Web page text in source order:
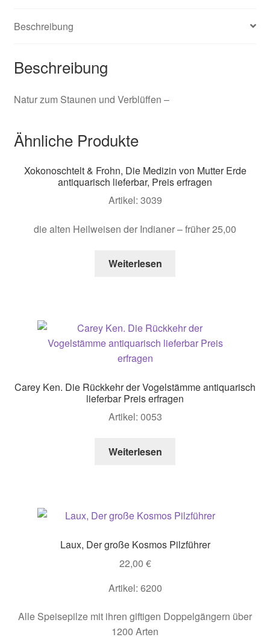
Beschreibung
Beschreibung
Natur zum Staunen und Verblüffen –
Ähnliche Produkte
Xokonoschtelt & Frohn, Die Medizin von Mutter Erde
antiquarisch lieferbar, Preis erfragen
Artikel: 3039
die alten Heilweisen der Indianer – früher 25,00
Weiterlesen
Carey Ken. Die Rückkehr der Vogelstämme antiquarisch
lieferbar Preis erfragen
Artikel: 0053
Weiterlesen
Laux, Der große Kosmos Pilzführer
22,00 €
Artikel: 6200
Alle Speisepilze mit ihren giftigen Doppelgängern über
1200 Arten